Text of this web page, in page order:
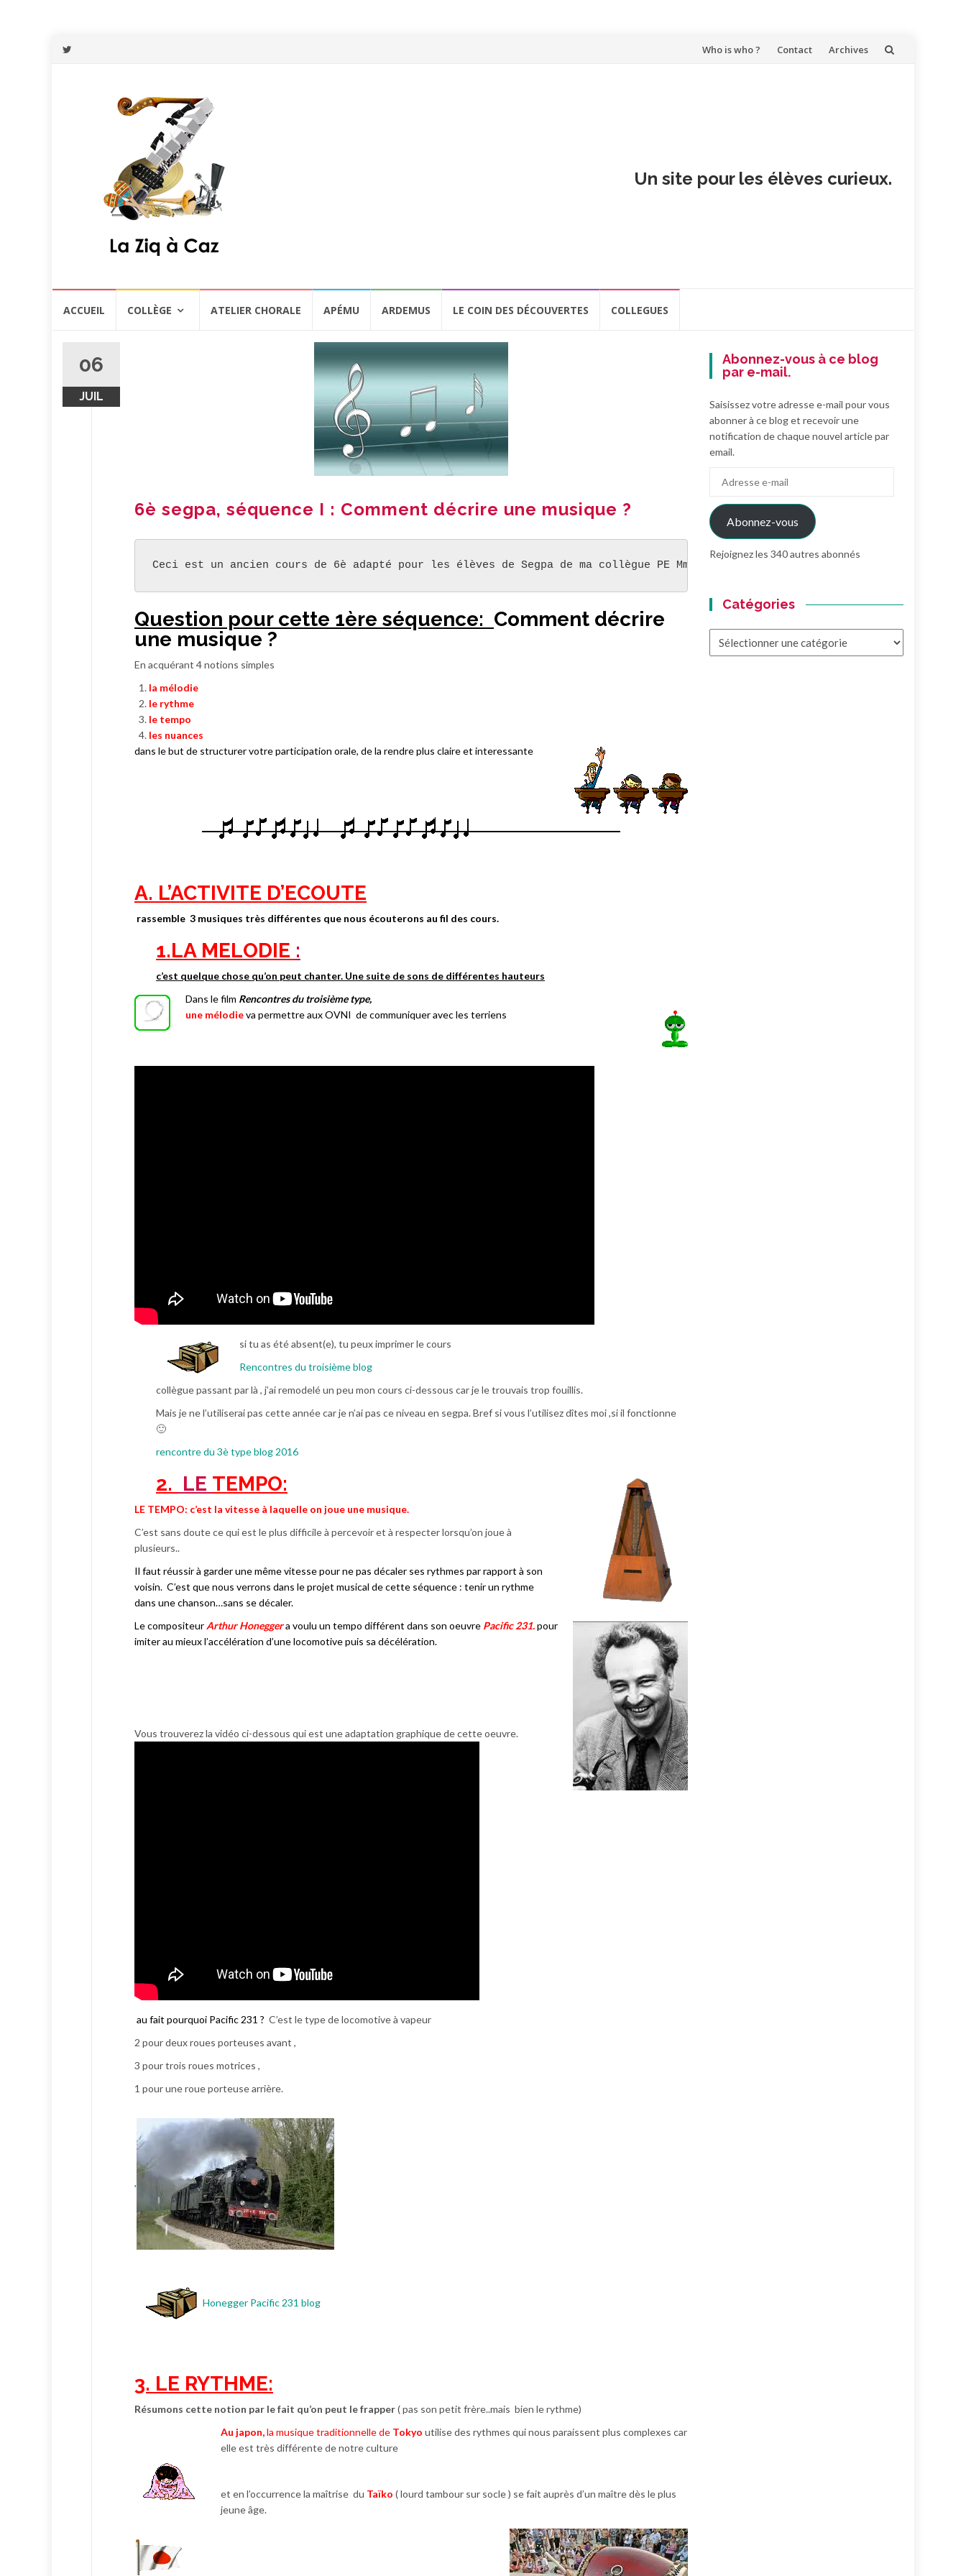
Aller
Who is who ? Contact Archives
Un site pour les élèves curieux.
ACCUEIL COLLÈGE ATELIER CHORALE APÉMU ARDEMUS LE COIN DES DÉCOUVERTES COLLEGUES
06
JUIL
6è segpa, séquence I : Comment décrire une musique ?
Ceci est un ancien cours de 6è adapté pour les élèves de Segpa de ma collègue PE Mme Fourteau.
Question pour cette 1ère séquence: Comment décrire
une musique ?
En acquérant 4 notions simples
la mélodie
le rythme
le tempo
les nuances
dans le but de structurer votre participation orale, de la rendre plus claire et interessante
A. L’ACTIVITE D’ECOUTE
rassemble 3 musiques très différentes que nous écouterons au fil des cours.
1.LA MELODIE :
c’est quelque chose qu’on peut chanter. Une suite de sons de différentes hauteurs
Dans le film Rencontres du troisième type,
une mélodieva permettre aux OVNI de communiquer avec les terriens
si tu as été absent(e), tu peux imprimer le cours
Rencontres du troisième blog
collègue passant par là , j’ai remodelé un peu mon cours ci-dessous car je le trouvais trop fouillis.
Mais je ne l’utiliserai pas cette année car je n’ai pas ce niveau en segpa. Bref si vous l’utilisez dîtes moi ,si il fonctionne
🙂
rencontre du 3è type blog 2016
2. LE TEMPO:
LE TEMPO: c’est la vitesse à laquelle on joue une musique.
C’est sans doute ce qui est le plus difficile à percevoir et à respecter lorsqu’on joue à
plusieurs..
Il faut réussir à garder une même vitesse pour ne pas décaler ses rythmes par rapport à son
voisin. C’est que nous verrons dans le projet musical de cette séquence : tenir un rythme
dans une chanson…sans se décaler.
Le compositeur Arthur Honeggera voulu un tempo différent dans son oeuvre Pacific 231.pour
imiter au mieuxl’accélération d’une locomotive puis sa décélération.
Vous trouverez la vidéo ci-dessous qui est une adaptation graphique de cette oeuvre.
au fait pourquoi Pacific 231 ? C’est le type de locomotive à vapeur
2 pour deux roues porteuses avant ,
3 pour trois roues motrices ,
1 pour une roue porteuse arrière.
,
Honegger Pacific 231 blog
3. LE RYTHME:
Résumons cette notion par le fait qu’on peut le frapper( pas son petit frère..mais bien le rythme)
Au japon,la musique traditionnelle de Tokyo utilise des rythmes qui nous paraissent plus complexes car
elle est très différente de notre culture
et en l’occurrence la maîtrise du Taïko ( lourd tambour sur socle ) se fait auprès d’un maître dès le plus
jeune âge.
Abonnez-vous à ce blog
par e-mail.
Saisissez votre adresse e-mail pour vous
abonner à ce blog et recevoir une
notification de chaque nouvel article par
email.
mail
Abonnez-vous
Rejoignez les 340 autres abonnés
Catégories